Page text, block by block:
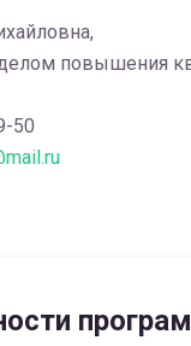
повышения
50